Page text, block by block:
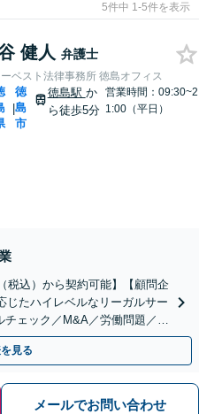
5件中 1-5件を表示
健人 弁護士
ベスト法律事務所 徳島オフィス
|
徳
島
市
徳島駅 か
ら徒歩5分
営業時間：09:30~2
1:00（平日）
税込）から契約可能】【顧問企
じたハイレベルなリーガルサー
チェック／M&A／労働問題／知
携可能】
見る
メールでお問い合わせ